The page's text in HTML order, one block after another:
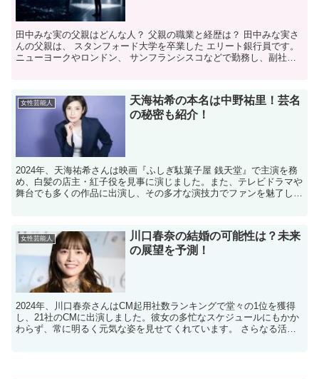
田中みな実の父親はどんな人？ 父親の職業と経歴は？ 田中みな実さ
んの父親は、 スタンフォード大学を卒業した エリート銀行員です。
ニューヨークやロンドン、 サンフランシスコなどで勤務し、副社長
女性芸能人
天海祐希の本名は中野祐里！芸名
の秘密も紹介！
2024年、天海祐希さんは映画『ふしぎ駄菓子屋 銭天堂』で主演を務
め、白髪の店主・紅子役を見事に演じました。また、テレビドラマや
舞台でも多くの作品に出演し、その多才な演技力でファンを魅了し続
女性芸能人
川口春奈の結婚の可能性は？未来
の展望を予測！
2024年、川口春奈さんはCM起用社数ランキングで堂々の1位を獲得
し、21社のCMに出演しました。彼女の多忙なスケジュールにもかか
わらず、常に明るく元気な姿を見せてくれています。 さらなる活躍